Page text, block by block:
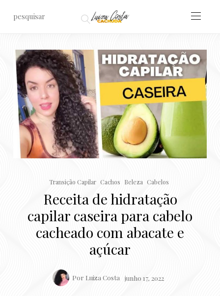
Transição Capilar Cachos Beleza Cabelos
Receita de hidratação
capilar caseira para cabelo
cacheado com abacate e
açúcar
Por Luiza Costa junho 17, 2022